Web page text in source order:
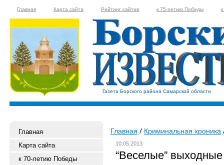
Главная Карта сайта Рейтинг сайтов к 75-летию Победы
Газета Борского района Самарской области
Главная
Карта сайта
к 70-летию Победы
Главная Криминальная хроника
10.05.2013
“Веселые” выходные